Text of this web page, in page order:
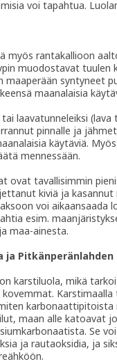
voi tapahtua.
myös rantakallioon
muodostavat tuulen
maaperään syntyneet
maanalaisia
laavatunneleiksi
pinnalle ja
käytäviä.
mennessään.
ovat tavallisimmin
kiviä ja
voi aikaansaada
esim.
maa-ainesta.
ja
karstiluola, mikä
karbonaattipitoista
maan alle katoavat
Se
ja rautaoksidia, ja